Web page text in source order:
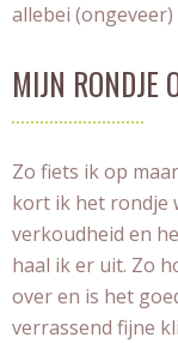
allebei
MIJN RONDJE
Zo fiets ik op
kort ik het rondje
verkoudheid en
haal ik er uit. Zo
over en is het
verrassend fijne